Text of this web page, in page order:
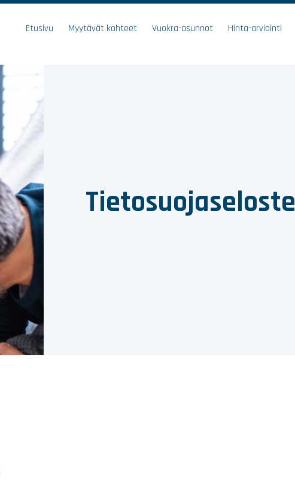
Etusivu Myytävät kohteet Vuokra-asunnot Hinta-arviointi
Tietosuoja­seloste